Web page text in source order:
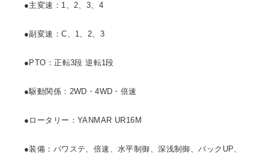
●主変速：1、2、3、4
●副変速：C、1、2、3
●PTO：正転3段 逆転1段
●駆動関係：2WD・4WD・倍速
●ロータリー：YANMAR UR16M
●装備：パワステ、倍速、水平制御、深浅制御、バックUP、